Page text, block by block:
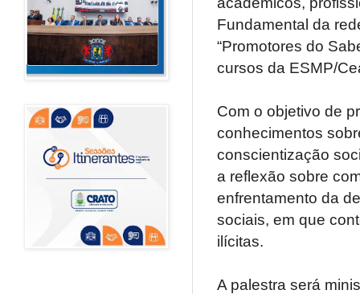
Fundamental da
“Promotores do
cursos da ESMP/
Com o objetivo de
conhecimentos
conscientização
a reflexão sobre
enfrentamento da
sociais, em que
ilícitas.
A palestra será